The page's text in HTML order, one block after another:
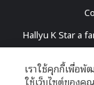
Hallyu K Star a
เราใช้คุกกี้เพื่อ
ใช้เว็บไซต์ของคุ